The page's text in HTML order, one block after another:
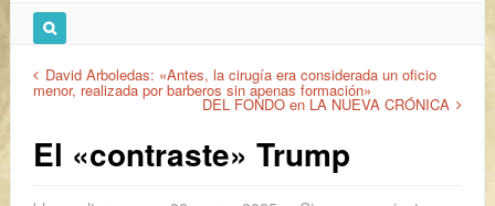
David Arboledas: «Antes, la cirugía era considerada un oficio
menor, realizada por barberos sin apenas formación»
DEL FONDO en LA NUEVA CRÓNICA
El «contraste» Trump